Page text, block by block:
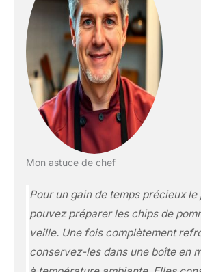
Mon astuce de chef
Pour un gain de temps précieux le
pouvez préparer les chips de
veille. Une fois complètement
conservez-les dans une boîte en